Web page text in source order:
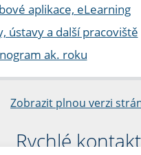
aplikace, eLearning
ústavy a další pracoviště
ak. roku
Zobrazit plnou verzi
Rychlé